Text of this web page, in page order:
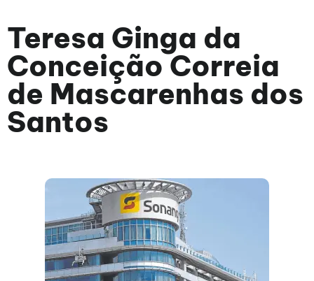
Teresa Ginga da
Conceição Correia
de Mascarenhas dos
Santos